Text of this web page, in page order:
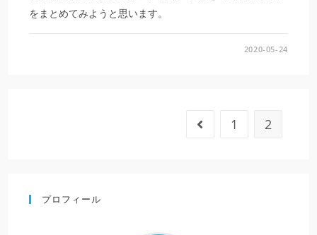
をまとめてみようと思います。
2020-05-24
前のページヘ
1 2
プロフィール